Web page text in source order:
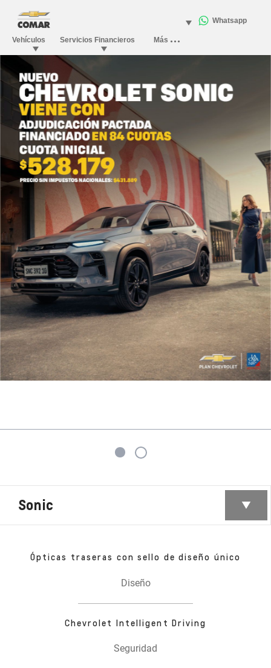
Sonic
Ópticas traseras con sello de diseño único
Diseño
Chevrolet Intelligent Driving
Seguridad